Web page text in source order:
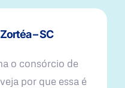
– SC
o consórcio de
por que essa é